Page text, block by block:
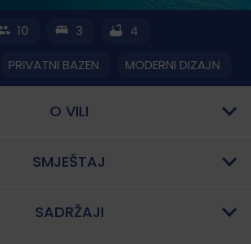
10 3
4
PRIVATNI BAZEN MODERNI DIZAJN
O VILI
SMJEŠTAJ
SADRŽAJI